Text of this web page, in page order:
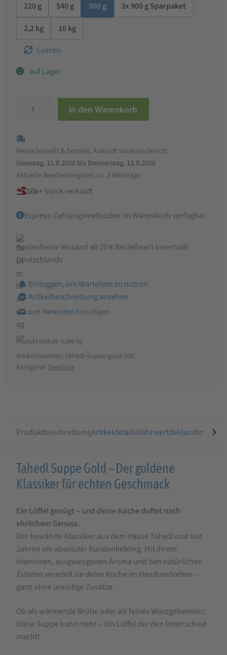
220 g
540 g 900 g
3x 900 g Sparpaket
2,2 kg
10 kg
Leeren
auf Lager
Suppe
Menge
In den Warenkorb
Heute bestellt & bezahlt, Ankunft voraussichtlich:
Dienstag, 11.8.2026 bis Donnerstag, 13.8.2026
Aktuelle Bearbeitungszeit ca. 2 Werktage
10k+Stück verkauft
Express-Zahlungsmethoden imWarenkorb verfügbar
Kostenfreier Versand ab 20 € Bestellwert innerhalb
Deutschlands
Einloggen, um Warteliste zu nutzen
Artikelbeschreibung ansehen
Produkt enthält: 0,900 kg
Artikelnummer: tahedl-suppe-gold-900
Kategorie: Gewürze
ProduktbeschreibungArtikeldetailsNährwertdeklaration
Produktbeschreibung
für
Suppe
Gold
Tahedl Suppe Gold – Der goldene
Klassiker für echten Geschmack
Ein Löffel genügt – und deine Küche duftet nach
ehrlichem Genuss.
Der bewährte Klassiker aus dem Hause Tahedl und seit
Jahren ein absoluter Kundenliebling. Mit ihrem
intensiven, ausgewogenen Aroma und den natürlichen
Zutaten veredelt sie deine Küche im Handumdrehen –
ganz ohne unnötige Zusätze.
Ob als wärmende Brühe oder als feines Würzgeheimnis:
Diese Suppe kann mehr – Ein Löffel der den Unterschied
macht!